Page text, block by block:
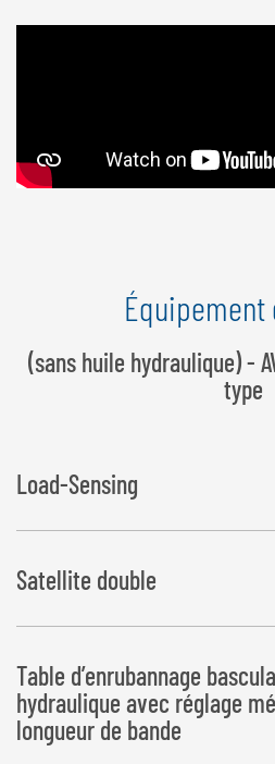
Équipement
(sans huile hydraulique) -
type
Load-Sensing
Satellite double
Table d’enrubannage
hydraulique avec réglage
longueur de bande